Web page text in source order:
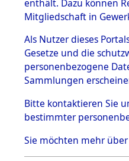
1.
mente
5. Verschiedenes
5.3
Todesmärsche
5.3.1 Alliierte
Erhebungen
zu
Todesmärsch
en
5.3.2
enthält. Dazu können
Mitgliedschaft in
Als Nutzer dieses
Gesetze und die
personenbezogene
Sammlungen
Bitte kontaktieren Sie
bestimmter
Sie möchten mehr